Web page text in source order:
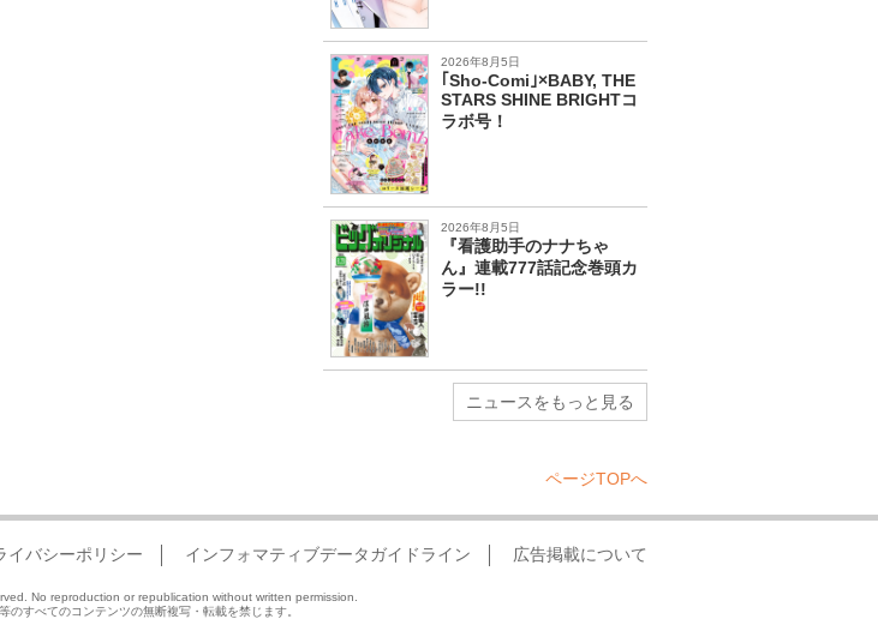
2026年8月5日
｢Sho-Comi｣×BABY, THE
STARS SHINE BRIGHTコ
ラボ号！
2026年8月5日
『看護助手のナナちゃ
ん』連載777話記念巻頭カ
ラー!!
ニュースをもっと見る
ページTOPへ
イバシーポリシー インフォマティブデータガイドライン 広告掲載について
No reproduction or republication without written permission.
のすべてのコンテンツの無断複写・転載を禁じます。